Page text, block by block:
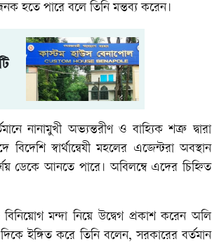
হতে পারে বলে তিনি মন্তব্য করেন।
নানামুখী অভ্যন্তরীণ ও বাহ্যিক শত্রু দ্বারা
স্বার্থান্বেষী মহলের এজেন্টরা অবস্থান
ডেকে আনতে পারে। অবিলম্বে এদের চিহ্নিত
মন্দা নিয়ে উদ্বেগ প্রকাশ করেন অলি
ইঙ্গিত করে তিনি বলেন, সরকারের বর্তমান